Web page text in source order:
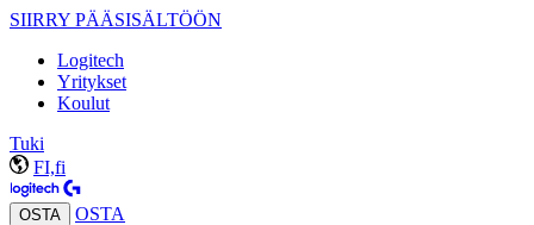
SIIRRY PÄÄSISÄLTÖÖN
Logitech
Yritykset
Koulut
Tuki
FI,fi
OSTA OSTA